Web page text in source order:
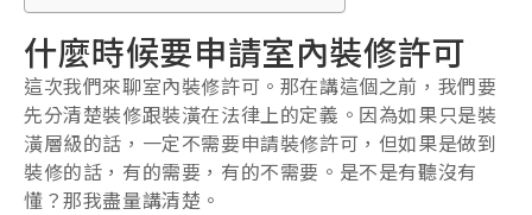
什麼時候要申請室內裝修許可
這次我們來聊室內裝修許可。那在講這個之前，我們要
先分清楚裝修跟裝潢在法律上的定義。因為如果只是裝
潢層級的話，一定不需要申請裝修許可，但如果是做到
裝修的話，有的需要，有的不需要。是不是有聽沒有
懂？那我盡量講清楚。